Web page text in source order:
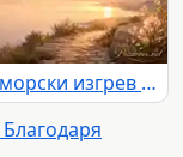
Златен морски изгрев с цветя и елегантен надпис „Благодаря за доброто сърце“